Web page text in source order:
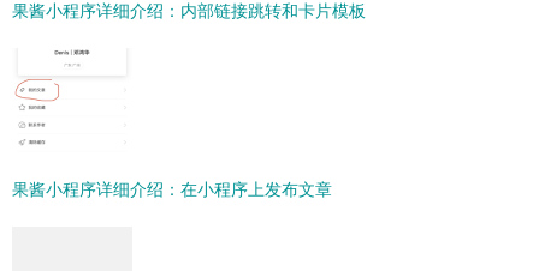
果酱小程序详细介绍：内部链接跳转和卡片模板
果酱小程序详细介绍：在小程序上发布文章